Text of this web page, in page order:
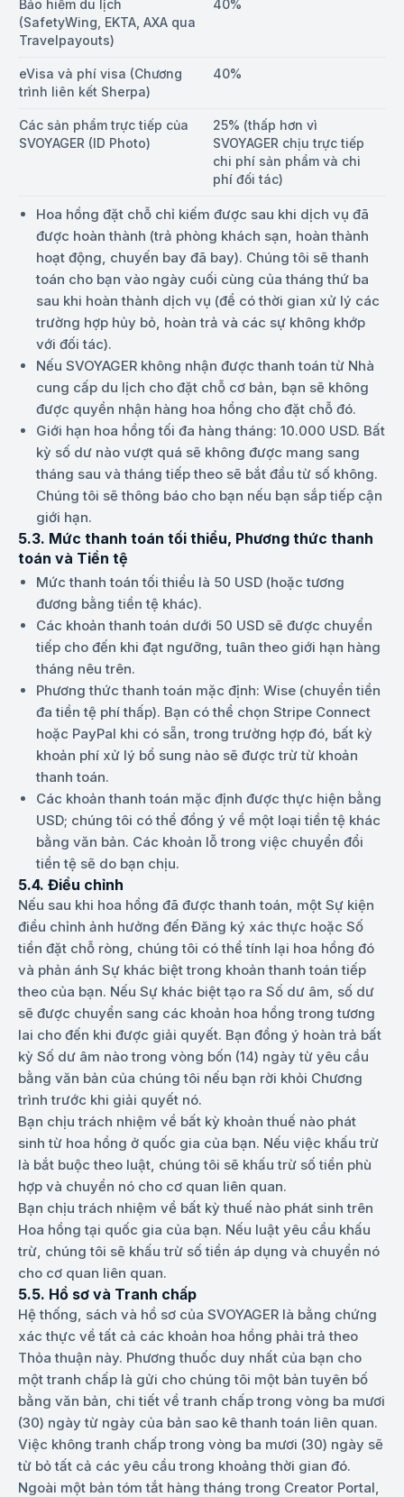
Bảo hiểm du lịch
(SafetyWing, EKTA, AXA qua
Travelpayouts)
40%
eVisa và phí visa (Chương
trình liên kết Sherpa)
40%
Các sản phẩm trực tiếp của
SVOYAGER (ID Photo)
25% (thấp hơn vì
SVOYAGER chịu trực tiếp
chi phí sản phẩm và chi
phí đối tác)
Hoa hồng đặt chỗ chỉ kiếm được sau khi dịch vụ đã
được hoàn thành (trả phòng khách sạn, hoàn thành
hoạt động, chuyến bay đã bay). Chúng tôi sẽ thanh
toán cho bạn vào ngày cuối cùng của tháng thứ ba
sau khi hoàn thành dịch vụ (để có thời gian xử lý các
trường hợp hủy bỏ, hoàn trả và các sự không khớp
với đối tác).
Nếu SVOYAGER không nhận được thanh toán từ Nhà
cung cấp du lịch cho đặt chỗ cơ bản, bạn sẽ không
được quyền nhận hàng hoa hồng cho đặt chỗ đó.
Giới hạn hoa hồng tối đa hàng tháng: 10.000 USD. Bất
kỳ số dư nào vượt quá sẽ không được mang sang
tháng sau và tháng tiếp theo sẽ bắt đầu từ số không.
Chúng tôi sẽ thông báo cho bạn nếu bạn sắp tiếp cận
giới hạn.
5.3. Mức thanh toán tối thiểu, Phương thức thanh
toán và Tiền tệ
Mức thanh toán tối thiểu là 50 USD (hoặc tương
đương bằng tiền tệ khác).
Các khoản thanh toán dưới 50 USD sẽ được chuyển
tiếp cho đến khi đạt ngưỡng, tuân theo giới hạn hàng
tháng nêu trên.
Phương thức thanh toán mặc định: Wise (chuyển tiền
đa tiền tệ phí thấp). Bạn có thể chọn Stripe Connect
hoặc PayPal khi có sẵn, trong trường hợp đó, bất kỳ
khoản phí xử lý bổ sung nào sẽ được trừ từ khoản
thanh toán.
Các khoản thanh toán mặc định được thực hiện bằng
USD; chúng tôi có thể đồng ý về một loại tiền tệ khác
bằng văn bản. Các khoản lỗ trong việc chuyển đổi
tiền tệ sẽ do bạn chịu.
5.4. Điều chỉnh
Nếu sau khi hoa hồng đã được thanh toán, một Sự kiện
điều chỉnh ảnh hưởng đến Đăng ký xác thực hoặc Số
tiền đặt chỗ ròng, chúng tôi có thể tính lại hoa hồng đó
và phản ánh Sự khác biệt trong khoản thanh toán tiếp
theo của bạn. Nếu Sự khác biệt tạo ra Số dư âm, số dư
sẽ được chuyển sang các khoản hoa hồng trong tương
lai cho đến khi được giải quyết. Bạn đồng ý hoàn trả bất
kỳ Số dư âm nào trong vòng bốn (14) ngày từ yêu cầu
bằng văn bản của chúng tôi nếu bạn rời khỏi Chương
trình trước khi giải quyết nó.
Bạn chịu trách nhiệm về bất kỳ khoản thuế nào phát
sinh từ hoa hồng ở quốc gia của bạn. Nếu việc khấu trừ
là bắt buộc theo luật, chúng tôi sẽ khấu trừ số tiền phù
hợp và chuyển nó cho cơ quan liên quan.
Bạn chịu trách nhiệm về bất kỳ thuế nào phát sinh trên
Hoa hồng tại quốc gia của bạn. Nếu luật yêu cầu khấu
trừ, chúng tôi sẽ khấu trừ số tiền áp dụng và chuyển nó
cho cơ quan liên quan.
5.5. Hồ sơ và Tranh chấp
Hệ thống, sách và hồ sơ của SVOYAGER là bằng chứng
xác thực về tất cả các khoản hoa hồng phải trả theo
Thỏa thuận này. Phương thuốc duy nhất của bạn cho
một tranh chấp là gửi cho chúng tôi một bản tuyên bố
bằng văn bản, chi tiết về tranh chấp trong vòng ba mươi
(30) ngày từ ngày của bản sao kê thanh toán liên quan.
Việc không tranh chấp trong vòng ba mươi (30) ngày sẽ
từ bỏ tất cả các yêu cầu trong khoảng thời gian đó.
Ngoài một bản tóm tắt hàng tháng trong Creator Portal,